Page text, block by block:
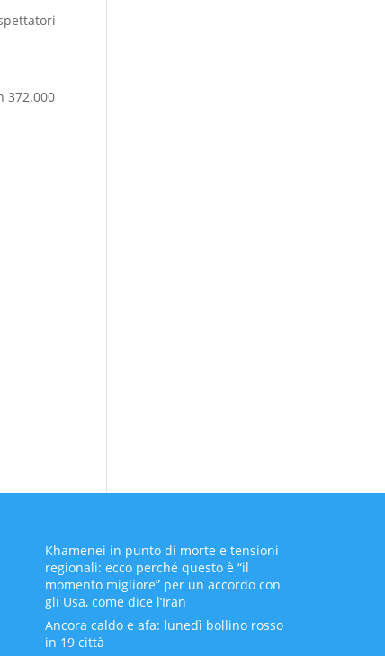
372.000
Khamenei in punto di morte e tensioni
regionali: ecco perché questo è “il
momento migliore” per un accordo con
gli Usa, come dice l’Iran
Ancora caldo e afa: lunedì bollino rosso
in 19 città